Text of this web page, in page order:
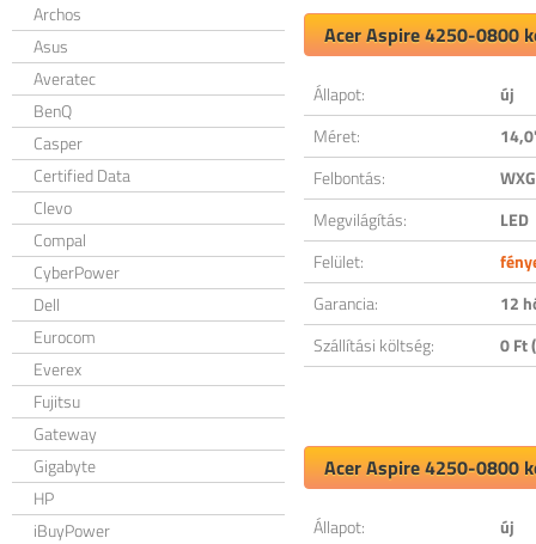
Archos
Asus
Averatec
BenQ
Casper
Certified Data
Clevo
Compal
CyberPower
Dell
Eurocom
Everex
Fujitsu
Gateway
Gigabyte
HP
iBuyPower
Acer Aspire 4250-0800
Állapot:
új
Méret:
Felbontás:
Megvilágítás:
LED
Felület:
Garancia:
12
Szállítási költség:
0 Ft
Acer Aspire 4250-0800
Állapot:
új